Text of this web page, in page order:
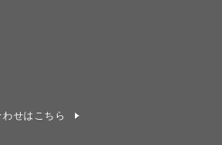
わせはこちら